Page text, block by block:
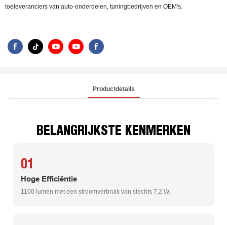
toeleveranciers van auto-onderdelen, tuningbedrijven en OEM's.
Productdetails
BELANGRIJKSTE KENMERKEN
01
Hoge Efficiëntie
1100 lumen met een stroomverbruik van slechts 7,2 W.